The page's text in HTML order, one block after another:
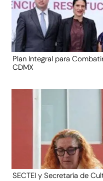
Plan Integral para
CDMX
SECTEI y Secretaría de